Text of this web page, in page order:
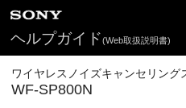
ヘルプガイド(Web取扱説明書)
ワイヤレスノイズキャンセリング
WF-SP800N